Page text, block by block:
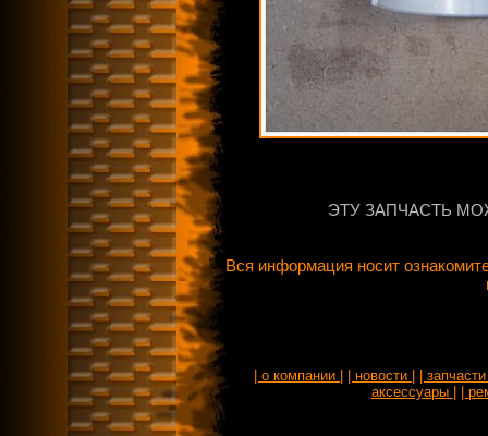
ЭТУ ЗАПЧАСТЬ
Вся информация носит
| о компании | | новости |
|
аксессуары |
|